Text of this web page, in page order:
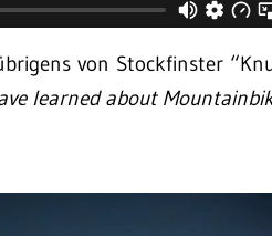
von Stockfinster
learned about